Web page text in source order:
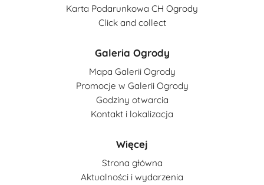
Karta Podarunkowa CH Ogrody
Click and collect
Galeria Ogrody
Mapa Galerii Ogrody
Promocje w Galerii Ogrody
Godziny otwarcia
Kontakt i lokalizacja
Więcej
Strona główna
Aktualności i wydarzenia